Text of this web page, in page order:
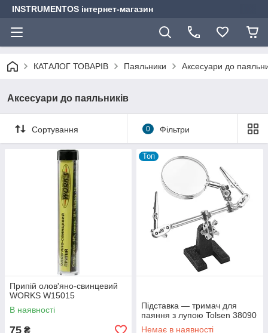
INSTRUMENTOS інтернет-магазин
КАТАЛОГ ТОВАРІВ Паяльники Аксесуари до
Аксесуари до паяльників
Сортування 0 Фільтри
Припій олов'яно-свинцевий
WORKS W15015
В наявності
75 ₴
Топ
Підставка — тримач для
паяння з лупою Tolsen 38090
Немає в наявності